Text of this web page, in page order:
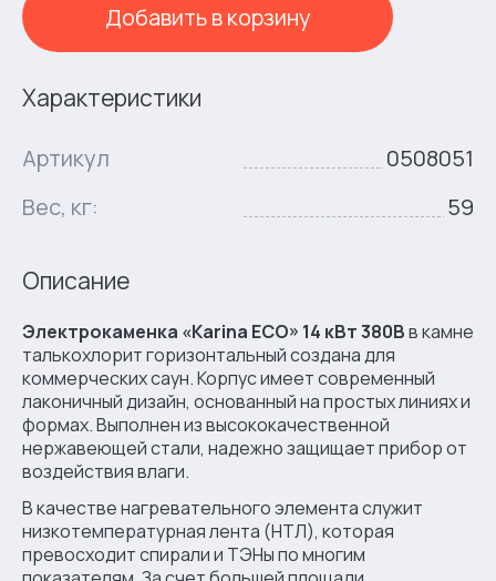
Характеристики
Артикул
0508051
Вес, кг:
59
Добавить в корзину
Описание
Электрокаменка «Karina ECO» 14 кВт 380Вв камне
талькохлорит горизонтальный создана для
коммерческих саун. Корпус имеет современный
лаконичный дизайн, основанный на простых линиях и
формах. Выполнен из высококачественной
нержавеющей стали, надежно защищает прибор от
воздействия влаги.
В качестве нагревательного элемента служит
низкотемпературная лента (НТЛ), которая
превосходит спирали и ТЭНы по многим